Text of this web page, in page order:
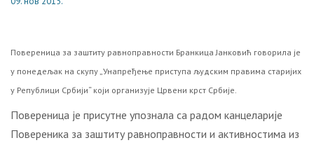
Повереница за заштиту равноправности Бранкица Јанковић говорила је
у понедељак на скупу „Унапређење приступа људским правима старијих
у Републици Србији“ који организује Црвени крст Србије.
Повереница је присутне упознала са радом канцеларије
Повереника за заштиту равноправности и активностима из